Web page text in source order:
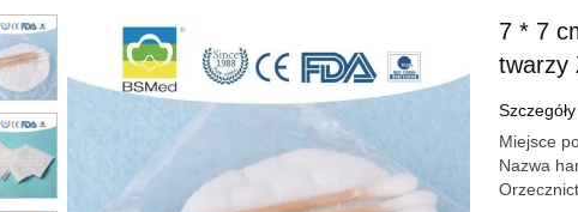
7 * 7
twarzy
Miejsce
Nazwa